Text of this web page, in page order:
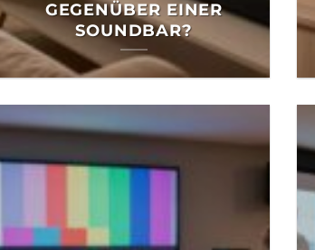
GEGENÜBER EINER
SOUNDBAR?